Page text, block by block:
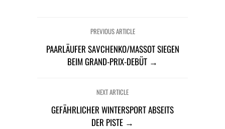
PREVIOUS ARTICLE
PAARLÄUFER SAVCHENKO/MASSOT SIEGEN
BEIM GRAND-PRIX-DEBÜT →
NEXT ARTICLE
GEFÄHRLICHER WINTERSPORT ABSEITS
DER PISTE →